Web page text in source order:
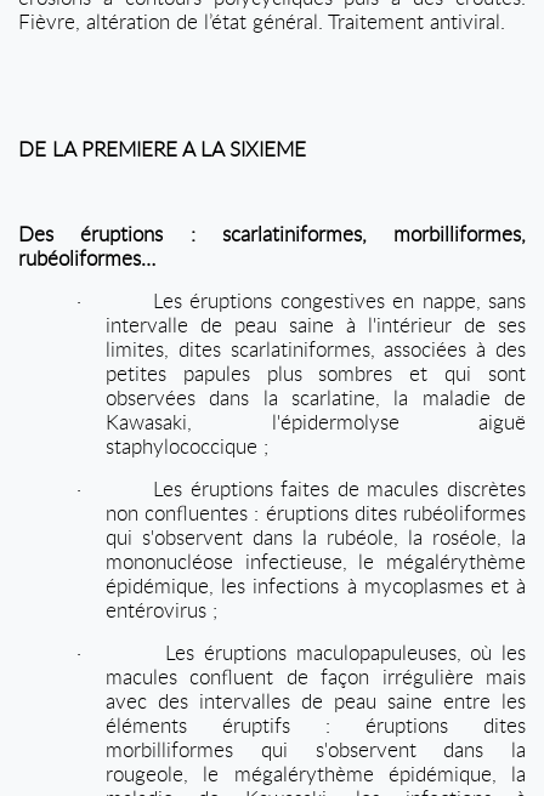
Fièvre, altération de l’état général. Traitement antiviral.
DE LA PREMIERE A LA SIXIEME
Des éruptions : scarlatiniformes, morbilliformes,
rubéoliformes…
·
Les éruptions congestives en nappe, sans
intervalle de peau saine à l'intérieur de ses
limites, dites scarlatiniformes, associées à des
petites papules plus sombres et qui sont
observées dans la scarlatine, la maladie de
Kawasaki, l'épidermolyse aiguë
staphylococcique ;
·
Les éruptions faites de macules discrètes
non confluentes : éruptions dites rubéoliformes
qui s'observent dans la rubéole, la roséole, la
mononucléose infectieuse, le mégalérythème
épidémique, les infections à mycoplasmes et à
entérovirus ;
·
Les éruptions maculopapuleuses, où les
macules confluent de façon irrégulière mais
avec des intervalles de peau saine entre les
éléments éruptifs : éruptions dites
morbilliformes qui s'observent dans la
rougeole, le mégalérythème épidémique, la